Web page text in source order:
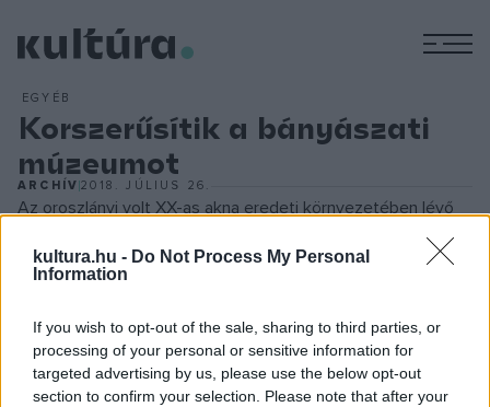
kultura.hu - Do Not Process My Personal
Information
If you wish to opt-out of the sale, sharing to third parties, or
processing of your personal or sensitive information for
targeted advertising by us, please use the below opt-out
section to confirm your selection. Please note that after your
EGYÉB
Korszerűsítik a bányászati
múzeumot
ARCHÍV2018. JÚLIUS 26.
Az oroszlányi volt XX-as akna eredeti környezetében lévő
beruházással korszerű kiállítótérré alakítják. Az egy évig
interaktívvá teszik a meglévő tárlatot és új kiállítási
területeket alakítanak ki. A tárlat egyik különlegessége a
felújított teherfelvonó aknagépház lesz, amellyel a